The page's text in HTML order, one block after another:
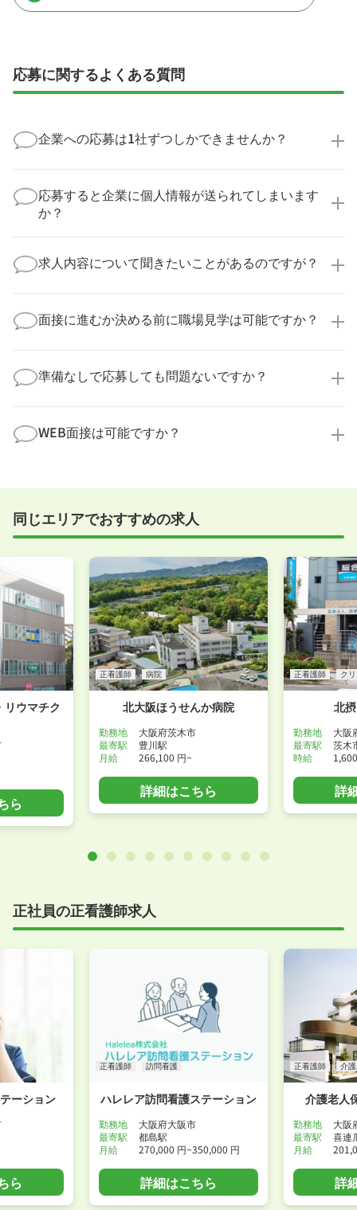
応募に関するよくある質問
企業への応募は1社ずつしかできませんか？
実際に医療キャリアナビを利用して転職に成功した方
の多くは、複数応募して自分に合った職場を選ばれて
います。
応募すると企業に個人情報が送られてしまいます
か？
業様に個人情報が送られることはありません！
より詳細な求人情報をご確認いただいた上で、転職希
求人内容について聞きたいことがあるのですが？
してお答えいたします。
勤務体制や職場の雰囲気、研修制度など、どんな小さ
す！
面接に進むか決める前に職場見学は可能ですか？
積極的に受け入れています。実際の職場環境や働く人
の様子を見ることで、より安心してご判断いただけま
ださい！
準備なしで応募しても問題ないですか？
まで、一からサポートいたします。「転職を考え始め
たばかり」「何から始めればいいか分からない」とい
WEB面接は可能ですか？
すめしていますが、企業様によってはWEB面接を導入
事前に確認することは可能ですので、お気軽にお申し
付けください！
同じエリアでおすすめの求人
ウマチク
ら
正看護師 病院
北大阪ほうせんか病院
勤務地
大阪府茨木市
最寄駅
豊川駅
月給
266,100 円~
詳細はこちら
正看護師 ク
北
勤務地
大阪
最寄駅
茨木
時給
詳
正社員の正看護師求人
ーション
ら
正看護師 訪問看護
ハレレア訪問看護ステーション
勤務地
大阪府大阪市
最寄駅
都島駅
月給
270,000 円~350,000 円
詳細はこちら
正看護師 介
介護老人
勤務地
大阪
最寄駅
喜連
月給
詳